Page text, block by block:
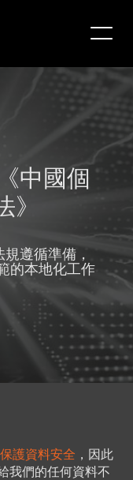
中國個
遵循準備，
的本地化工作
護資料安全 ，因此
我們的任何資料不